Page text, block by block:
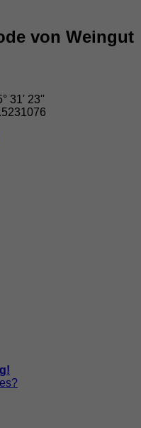
von Weingut
31' 23''